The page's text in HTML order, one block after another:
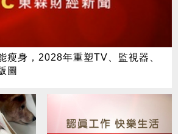
瘦身，2028年重塑TV、監視器、
圖